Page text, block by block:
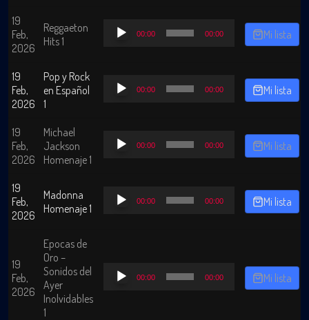
19
Feb,
2026
Reggaeton
Hits 1
Reproductor
00:00 00:00 Mi lista
19
Feb,
2026
Pop y Rock
en Español
1
Reproductor
00:00 00:00 Mi lista
19
Feb,
2026
Michael
Jackson
Homenaje 1
Reproductor
00:00 00:00 Mi lista
19
Feb,
2026
Madonna
Homenaje 1
Reproductor
00:00 00:00 Mi lista
19
Feb,
2026
Epocas de
Oro –
Sonidos del
Ayer
Inolvidables
1
Reproductor
00:00 00:00 Mi lista